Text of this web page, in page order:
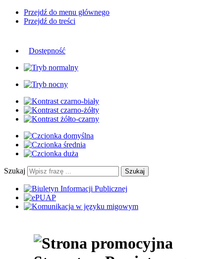
Przejdź do menu głównego
Przejdź do treści
Dostępność
Szukaj Szukaj